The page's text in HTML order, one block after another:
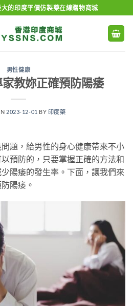
的印度平價仿製藥在線購物商城
男性健康
家教妳正確預防陽痿
2023-12-01 BY 印度藥
題，給男性的身心健康帶來不小
預防的，只要掌握正確的方法和
陽痿的發生率。下面，讓我們來
陽痿。